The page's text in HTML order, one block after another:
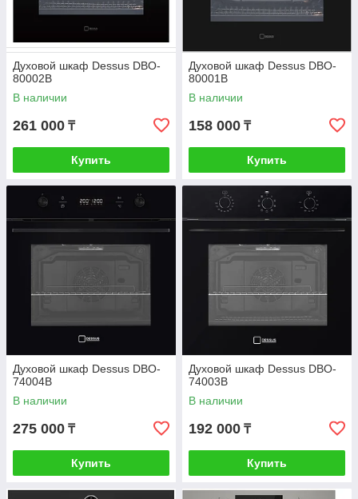
Духовой шкаф Dessus DBO-
80002B
В наличии
261 000 ₸
Купить
Духовой шкаф Dessus DBO-
80001B
В наличии
158 000 ₸
Купить
Духовой шкаф Dessus DBO-
74004B
В наличии
275 000 ₸
Купить
Духовой шкаф Dessus DBO-
74003B
В наличии
192 000 ₸
Купить